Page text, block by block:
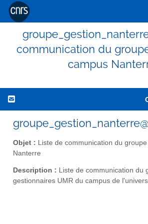
communication du
campus
Objet : Liste de communication du
Nanterre
Description : Liste de communication du
gestionnaires UMR du campus de